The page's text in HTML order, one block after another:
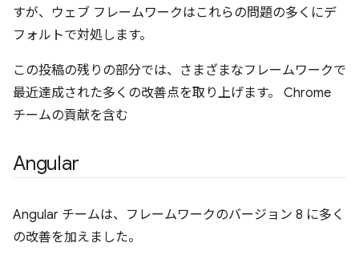
すが、ウェブ フレームワークはこれらの問題の多くにデ
フォルトで対処します。
この投稿の残りの部分では、さまざまなフレームワークで
最近達成された多くの改善点を取り上げます。 Chrome
チームの貢献を含む
Angular
Angular チームは、フレームワークのバージョン 8 に多く
の改善を加えました。